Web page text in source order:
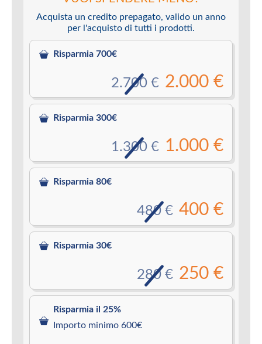
Acquista un credito prepagato, valido un anno
per l'acquisto di tutti i prodotti.
Risparmia 700€
2.000 €
2.700 €
Risparmia 300€
1.000 €
1.300 €
Risparmia 80€
400 €
480 €
Risparmia 30€
250 €
280 €
Risparmia il 25%
Importo minimo 600€